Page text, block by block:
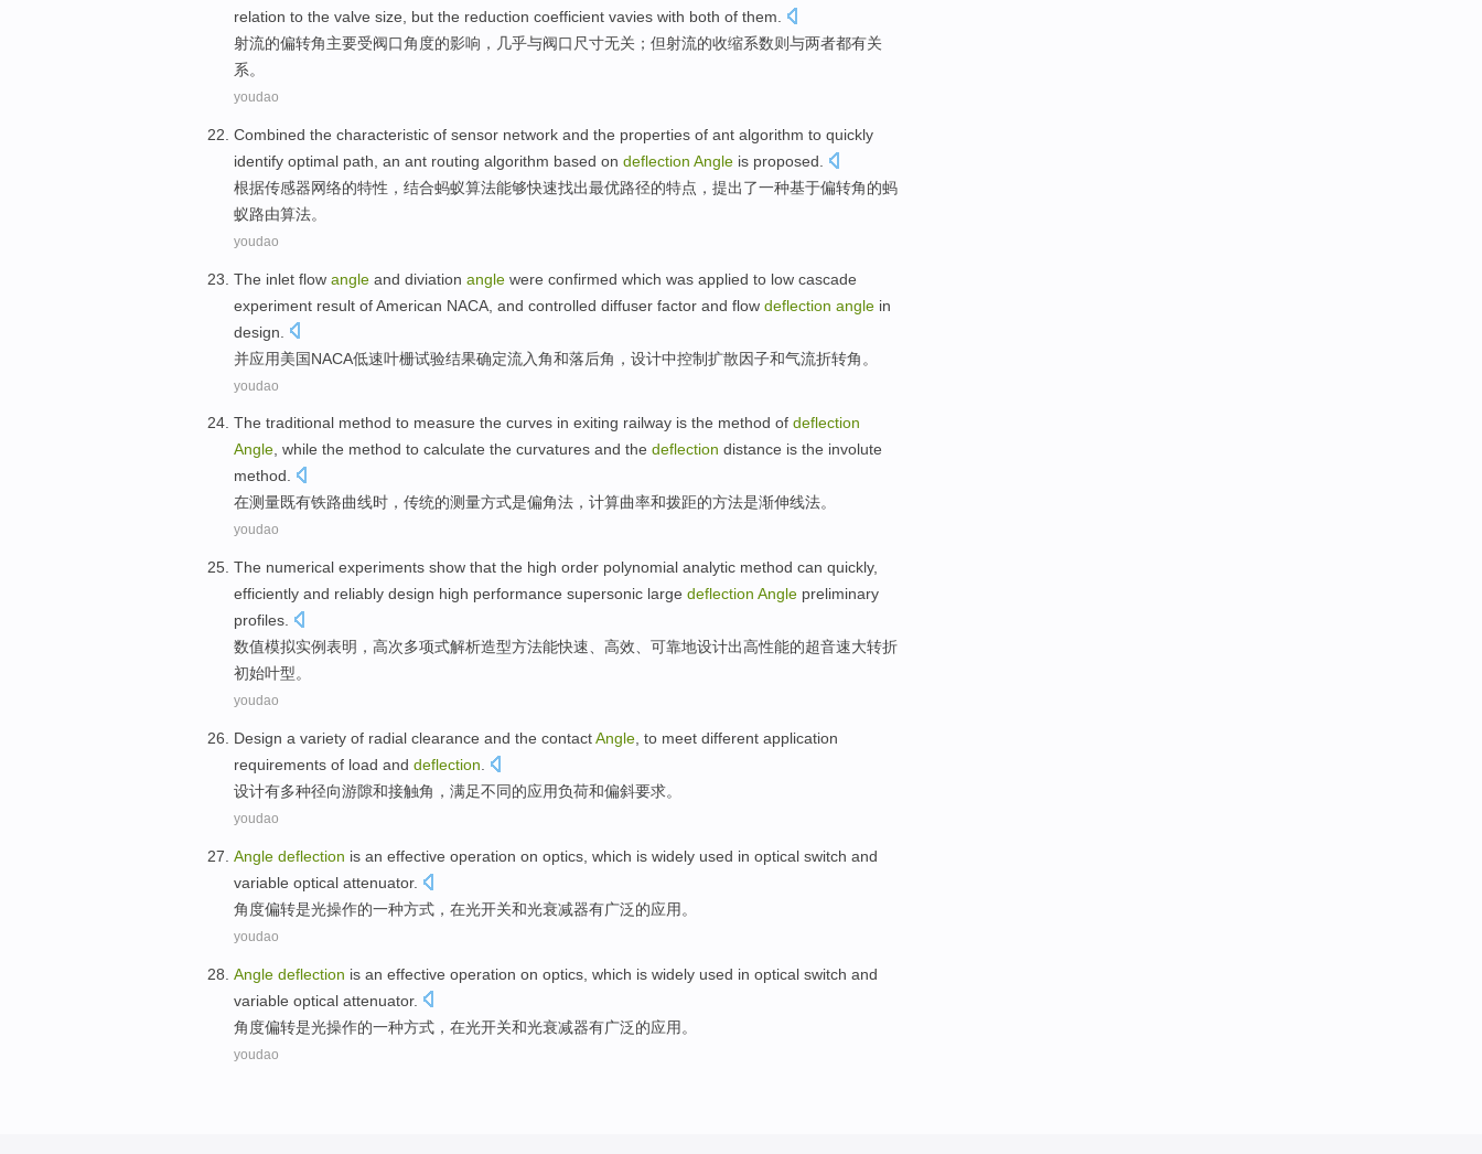
relation to the valve size but the reduction coefficient vavies with both of them.
射流的偏转角主要受阀口角度的影响， 几乎与阀口 尺寸无关； 但射流的收缩系数则与两者都有关
系。
youdao
Combined the characteristic of sensor network and the properties of ant algorithm to quickly
identify optimal path an ant routing algorithm based on deflection Angle is proposed
根据传感器网络的特性 ， 结合蚂蚁算法能够快速找出最优路径的特点 ， 提出了一种基于偏转角的蚂
蚁路由算法。
youdao
The inlet flow angle and diviation angle were confirmed which was applied to low cascade
experiment result ofAmerican NACA and controlled diffuser factor and flow deflection angle in
design
并应用美国NACA低速叶栅试验结果确定流入角和落后角， 设计中控制扩散因子和气流折转角 。
youdao
The traditional method to measure the curves in exiting railway is the method of deflection
Angle, while the method to calculate the curvatures and the deflection distance is the involute
method.
在测量既有铁路曲线时 ， 传统的测量方式是偏角法 ， 计算曲率和拨距的方法是渐伸线法。
youdao
The numerical experiments show that the high order polynomial analytic method can quickly,
efficiently and reliably design high performance supersonic large deflection Angle preliminary
profiles
数值模拟实例表明 ， 高次多项式解析造型方法能快速 高效 可靠地设计出高性能的超音速大转折
初始叶型。
youdao
Design a variety of radial clearance and the contactAngle , to meet different application
requirements of load and deflection
设计有多种径向游隙和接触角 ， 满足不同的应用负荷和偏斜要求。
youdao
Angle deflection is an effective operation on optics, which is widely used in optical switch and
variable optical attenuator.
角度偏转是光操作的一种方式， 在光开关和光衰减器有广泛的应用。
youdao
Angle deflection is an effective operation on optics, which is widely used in optical switch and
variable optical attenuator.
角度偏转是光操作的一种方式， 在光开关和光衰减器有广泛的应用。
youdao